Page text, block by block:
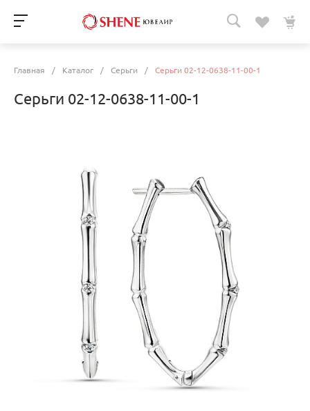
Главная / Каталог / Серьги / Серьги 02-12-0638-11-00-1
Серьги 02-12-0638-11-00-1